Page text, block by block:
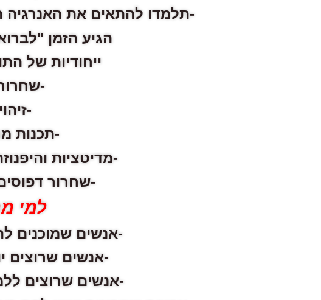
-תלמדו להתאים את האנרגיה
הגיע הזמן
ייחודיות של
-
-
-תכנות
-מדיטציות
-שחרור
למי
-אנשים שמוכנים
-אנשים שרוצים
-אנשים שרוצים